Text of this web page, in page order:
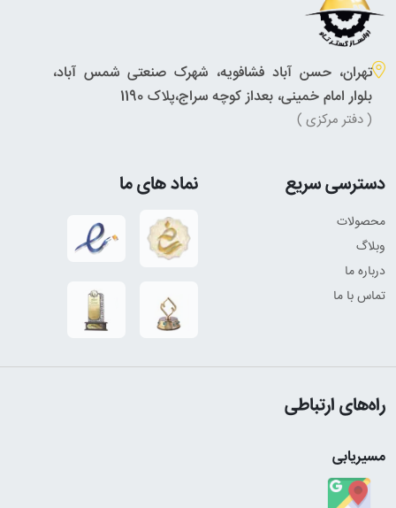
تهران، حسن آباد فشافویه، شهرک صنعتی شمس آباد،
بلوار امام خمینی، بعداز کوچه سراج،پلاک 1190
( دفتر مرکزی )
دسترسی سریع
محصولات
وبلاگ
درباره ما
تماس با ما
نماد های ما
راه‌های ارتباطی
مسیریابی